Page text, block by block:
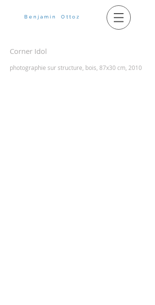
B e n j a m i n O t t o z
Corner Idol
photographie sur structure, bois, 87x30 cm, 2010